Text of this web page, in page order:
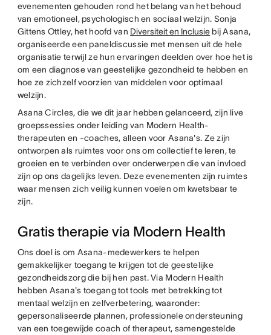
evenementen gehouden rond het belang van het behoud
van emotioneel, psychologisch en sociaal welzijn. Sonja
Gittens Ottley, het hoofd van Diversiteit en Inclusie bij Asana,
organiseerde een paneldiscussie met mensen uit de hele
organisatie terwijl ze hun ervaringen deelden over hoe het is
om een diagnose van geestelijke gezondheid te hebben en
hoe ze zichzelf voorzien van middelen voor optimaal
welzijn.
Asana Circles, die we dit jaar hebben gelanceerd, zijn live
groepssessies onder leiding van Modern Health-
therapeuten en -coaches, alleen voor Asana's. Ze zijn
ontworpen als ruimtes voor ons om collectief te leren, te
groeien en te verbinden over onderwerpen die van invloed
zijn op ons dagelijks leven. Deze evenementen zijn ruimtes
waar mensen zich veilig kunnen voelen om kwetsbaar te
zijn.
Gratis therapie via Modern Health
Ons doel is om Asana-medewerkers te helpen
gemakkelijker toegang te krijgen tot de geestelijke
gezondheidszorg die bij hen past. Via Modern Health
hebben Asana's toegang tot tools met betrekking tot
mentaal welzijn en zelfverbetering, waaronder:
gepersonaliseerde plannen, professionele ondersteuning
van een toegewijde coach of therapeut, samengestelde